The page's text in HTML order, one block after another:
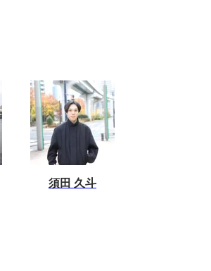
須田 久斗